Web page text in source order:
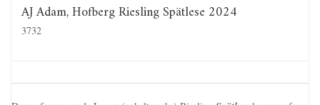
AJ Adam, Hofberg Riesling Spätlese 2024
3732